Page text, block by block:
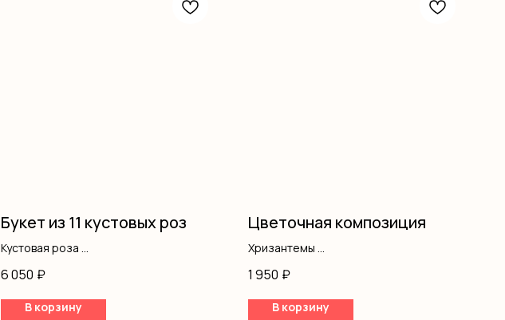
Букет из 11 кустовых роз
Кустовая роза
6 050 ₽
В корзину
Цветочная композиция
Хризантемы
Оазис
Коробка
1 950 ₽
В корзину